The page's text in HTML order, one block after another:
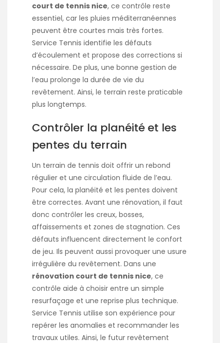
court de tennis nice, ce contrôle reste
essentiel, car les pluies méditerranéennes
peuvent être courtes mais très fortes.
Service Tennis identifie les défauts
d’écoulement et propose des corrections si
nécessaire. De plus, une bonne gestion de
l’eau prolonge la durée de vie du
revêtement. Ainsi, le terrain reste praticable
plus longtemps.
Contrôler la planéité et les
pentes du terrain
Un terrain de tennis doit offrir un rebond
régulier et une circulation fluide de l’eau.
Pour cela, la planéité et les pentes doivent
être correctes. Avant une rénovation, il faut
donc contrôler les creux, bosses,
affaissements et zones de stagnation. Ces
défauts influencent directement le confort
de jeu. Ils peuvent aussi provoquer une usure
irrégulière du revêtement. Dans une
rénovation court de tennis nice, ce
contrôle aide à choisir entre un simple
resurfaçage et une reprise plus technique.
Service Tennis utilise son expérience pour
repérer les anomalies et recommander les
travaux utiles. Ainsi, le futur revêtement